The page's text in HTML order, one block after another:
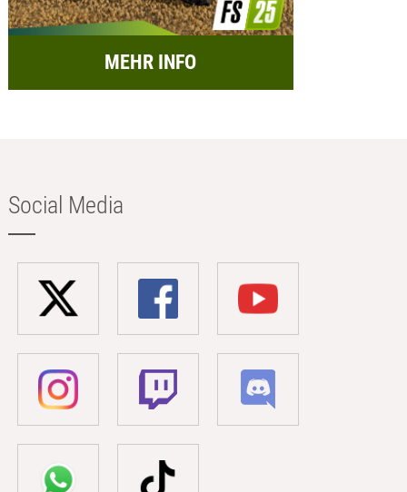
MEHR INFO
Social Media